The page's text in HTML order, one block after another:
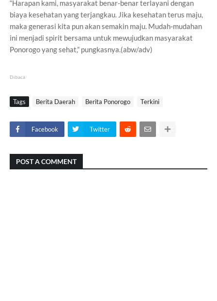
“Harapan kami, masyarakat benar-benar terlayani dengan
biaya kesehatan yang terjangkau. Jika kesehatan terus maju,
maka generasi kita pun akan semakin maju. Mudah-mudahan
ini menjadi spirit bersama untuk mewujudkan masyarakat
Ponorogo yang sehat,” pungkasnya.(abw/adv)
Dibaca
Tags Berita Daerah Berita Ponorogo Terkini
Facebook Twitter
POST A COMMENT